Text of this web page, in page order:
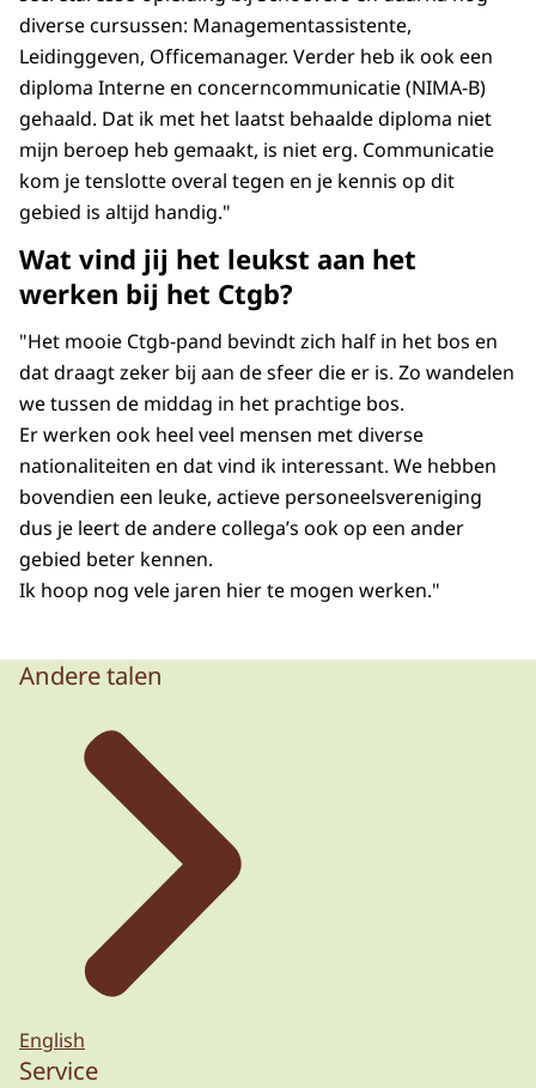
diverse cursussen: Managementassistente,
Leidinggeven, Officemanager. Verder heb ik ook een
diploma Interne en concerncommunicatie (NIMA-B)
gehaald. Dat ik met het laatst behaalde diploma niet
mijn beroep heb gemaakt, is niet erg. Communicatie
kom je tenslotte overal tegen en je kennis op dit
gebied is altijd handig."
Wat vind jij het leukst aan het
werken bij het Ctgb?
"Het mooie Ctgb-pand bevindt zich half in het bos en
dat draagt zeker bij aan de sfeer die er is. Zo wandelen
we tussen de middag in het prachtige bos.
Er werken ook heel veel mensen met diverse
nationaliteiten en dat vind ik interessant. We hebben
bovendien een leuke, actieve personeelsvereniging
dus je leert de andere collega’s ook op een ander
gebied beter kennen.
Ik hoop nog vele jaren hier te mogen werken."
Andere talen
English
Service